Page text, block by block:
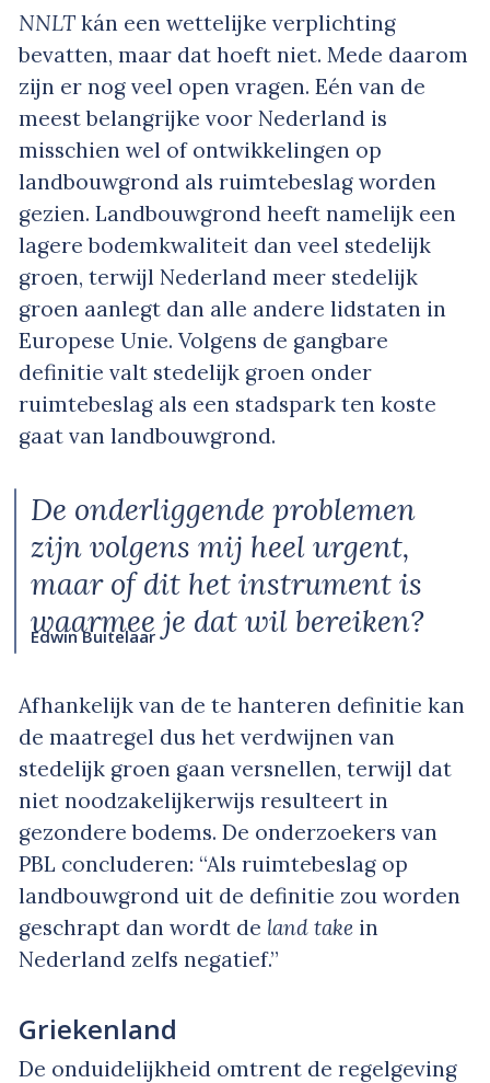
NNLT kán een wettelijke verplichting
bevatten, maar dat hoeft niet. Mede daarom
zijn er nog veel open vragen. Eén van de
meest belangrijke voor Nederland is
misschien wel of ontwikkelingen op
landbouwgrond als ruimtebeslag worden
gezien. Landbouwgrond heeft namelijk een
lagere bodemkwaliteit dan veel stedelijk
groen, terwijl Nederland meer stedelijk
groen aanlegt dan alle andere lidstaten in
Europese Unie. Volgens de gangbare
definitie valt stedelijk groen onder
ruimtebeslag als een stadspark ten koste
gaat van landbouwgrond.
De onderliggende problemen
zijn volgens mij heel urgent,
maar of dit het instrument is
waarmee je dat wil bereiken?
Edwin Buitelaar
Afhankelijk van de te hanteren definitie kan
de maatregel dus het verdwijnen van
stedelijk groen gaan versnellen, terwijl dat
niet noodzakelijkerwijs resulteert in
gezondere bodems. De onderzoekers van
PBL concluderen: “Als ruimtebeslag op
landbouwgrond uit de definitie zou worden
geschrapt dan wordt de land take in
Nederland zelfs negatief.”
Griekenland
De onduidelijkheid omtrent de regelgeving